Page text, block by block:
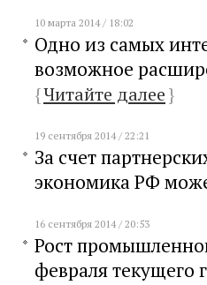
10 марта 2014 / 18:02
Одно из самых
возможное
{Читайте далее}
19 сентября 2014 / 22:21
За счет
экономика РФ
16 сентября 2014 / 20:53
Рост
февраля текущего